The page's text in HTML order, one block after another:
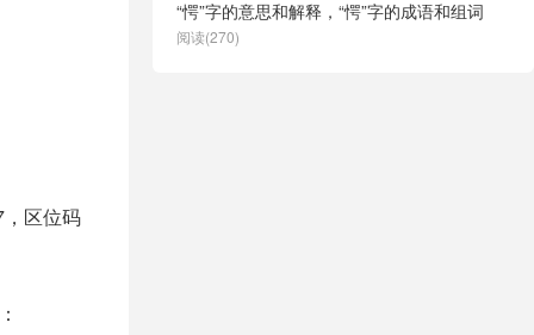
区位码
“愕”字的意思和解释，“愕”字的成语和组词
阅读(270)